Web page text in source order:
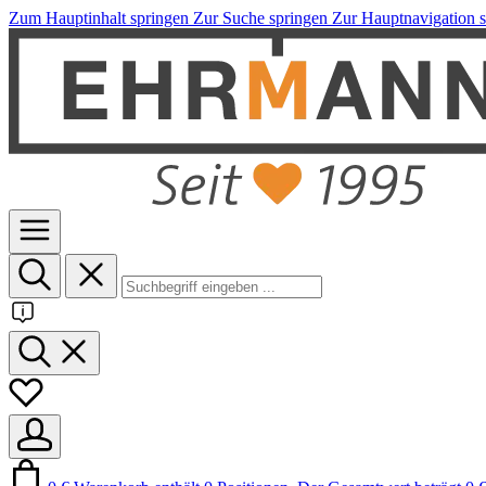
Zum Hauptinhalt springen Zur Suche springen Zur Hauptnavigation